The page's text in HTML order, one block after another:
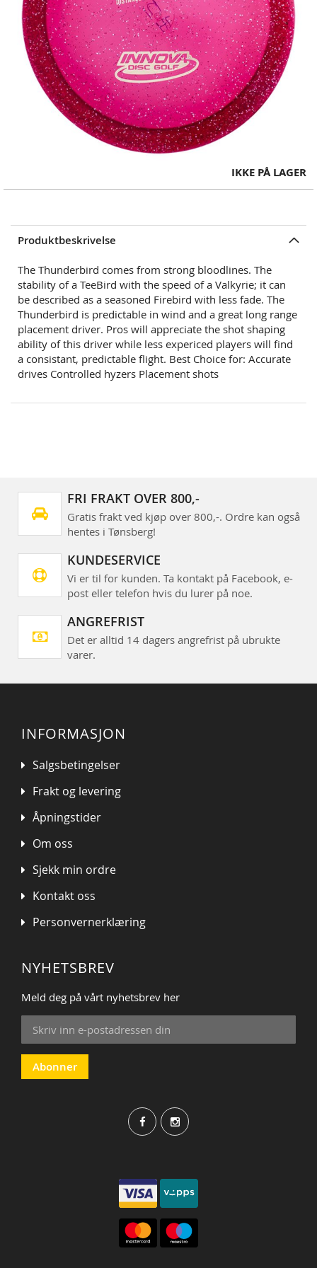
to
of
the
gallery
IKKE PÅ LAGER
Produktbeskrivelse
The Thunderbird comes from strong bloodlines. The
stability of a TeeBird with the speed of a Valkyrie; it can
be described as a seasoned Firebird with less fade. The
Thunderbird is predictable in wind and a great long range
placement driver. Pros will appreciate the shot shaping
ability of this driver while less expericed players will find
a consistant, predictable flight. Best Choice for: Accurate
drives Controlled hyzers Placement shots
FRI FRAKT OVER 800,-
Gratis frakt ved kjøp over 800,-. Ordre kan også
hentes i Tønsberg!
KUNDESERVICE
Vi er til for kunden. Ta kontakt på Facebook, e-
post eller telefon hvis du lurer på noe.
ANGREFRIST
Det er alltid 14 dagers angrefrist på ubrukte
varer.
INFORMASJON
Salgsbetingelser
Frakt og levering
Åpningstider
Om oss
Sjekk min ordre
Kontakt oss
Personvernerklæring
NYHETSBREV
Meld deg på vårt nyhetsbrev her
Sign
Up
for
Our
Newsletter:
Abonner